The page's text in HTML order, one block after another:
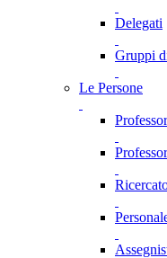
Delegati
Gruppi
Le Persone